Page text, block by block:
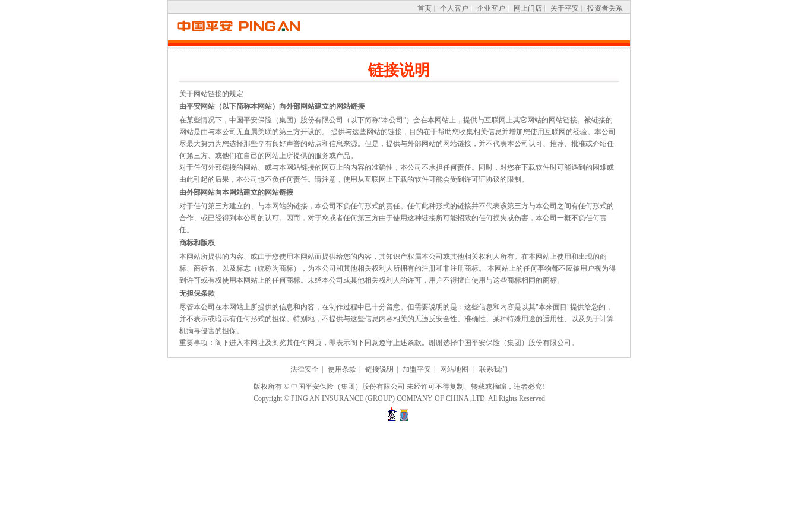
首页 个人客户 企业客户 网上门店 关于平安 投资者关系
链接说明
关于网站链接的规定
由平安网站（以下简称本网站）向外部网站建立的网站链接
在某些情况下，中国平安保险（集团）股份有限公司（以下简称“本公司”）会在本网站上，提供与互联网上其它网站的网站链接。被链接的
网站是由与本公司无直属关联的第三方开设的。 提供与这些网站的链接，目的在于帮助您收集相关信息并增加您使用互联网的经验。本公司
尽最大努力为您选择那些享有良好声誉的站点和信息来源。但是，提供与外部网站的网站链接，并不代表本公司认可、推荐、批准或介绍任
何第三方、或他们在自己的网站上所提供的服务或产品。
对于任何外部链接的网站、或与本网站链接的网页上的内容的准确性，本公司不承担任何责任。同时，对您在下载软件时可能遇到的困难或
由此引起的后果，本公司也不负任何责任。请注意，使用从互联网上下载的软件可能会受到许可证协议的限制。
由外部网站向本网站建立的网站链接
对于任何第三方建立的、与本网站的链接，本公司不负任何形式的责任。任何此种形式的链接并不代表该第三方与本公司之间有任何形式的
合作、或已经得到本公司的认可。因而，对于您或者任何第三方由于使用这种链接所可能招致的任何损失或伤害，本公司一概不负任何责
任。
商标和版权
本网站所提供的内容、或由于您使用本网站而提供给您的内容，其知识产权属本公司或其他相关权利人所有。在本网站上使用和出现的商
标、商标名、以及标志（统称为商标），为本公司和其他相关权利人所拥有的注册和非注册商标。 本网站上的任何事物都不应被用户视为得
到许可或有权使用本网站上的任何商标。未经本公司或其他相关权利人的许可，用户不得擅自使用与这些商标相同的商标。
无担保条款
尽管本公司在本网站上所提供的信息和内容，在制作过程中已十分留意。但需要说明的是：这些信息和内容是以其"本来面目"提供给您的，
并不表示或暗示有任何形式的担保。特别地，不提供与这些信息内容相关的无违反安全性、准确性、某种特殊用途的适用性、以及免于计算
机病毒侵害的担保。
重要事项：阁下进入本网址及浏览其任何网页，即表示阁下同意遵守上述条款。谢谢选择中国平安保险（集团）股份有限公司。
法律安全 使用条款 链接说明 加盟平安 网站地图 联系我们
版权所有 © 中国平安保险（集团）股份有限公司 未经许可不得复制、转载或摘编，违者必究!
Copyright © PING AN INSURANCE (GROUP) COMPANY OF CHINA ,LTD. All Rights Reserved